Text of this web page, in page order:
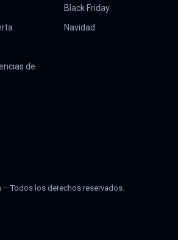
de
Black Friday
Navidad
– Todos los derechos reservados.